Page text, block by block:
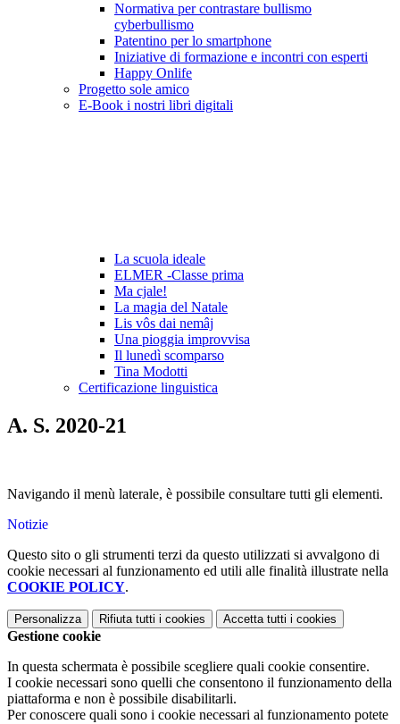
Normativa per contrastare bullismo
cyberbullismo
Patentino per lo smartphone
Iniziative di formazione e incontri con esperti
Happy Onlife
Progetto sole amico
E-Book i nostri libri digitali
La scuola ideale
ELMER -Classe prima
Ma cjale!
La magia del Natale
Lis vôs dai nemâj
Una pioggia improvvisa
Il lunedì scomparso
Tina Modotti
Certificazione linguistica
A. S. 2020-21
Navigando il menù laterale, è possibile consultare tutti gli elementi.
Notizie
Questo sito o gli strumenti terzi da questo utilizzati si avvalgono di
cookie necessari al funzionamento ed utili alle finalità illustrate nella
COOKIE POLICY.
Personalizza Rifiuta tutti i cookies Accetta tutti i cookies
Gestione cookie
In questa schermata è possibile scegliere quali cookie consentire.
I cookie necessari sono quelli che consentono il funzionamento della
piattaforma e non è possibile disabilitarli.
Per conoscere quali sono i cookie necessari al funzionamento potete